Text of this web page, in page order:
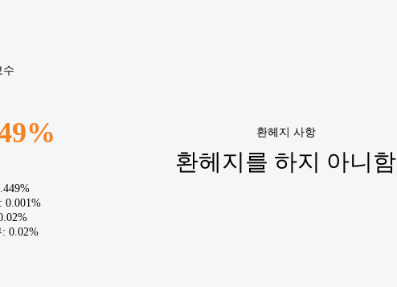
수
0.001%
0.02%
환헤지 사항
환헤지를 하지 아니함